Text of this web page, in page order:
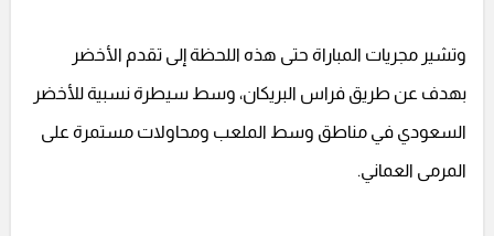
وتشير مجريات المباراة حتى هذه اللحظة إلى تقدم الأخضر
بهدف عن طريق فراس البريكان، وسط سيطرة نسبية للأخضر
السعودي في مناطق وسط الملعب ومحاولات مستمرة على
المرمى العماني.